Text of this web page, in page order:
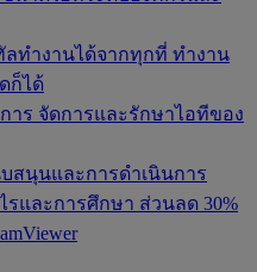
ทำงานได้จากทุกที่ ทำงาน
ก็ได้
าร จัดการและรักษาไอทีของ
สนุนและการดำเนินการ
รและการศึกษา ส่วนลด 30%